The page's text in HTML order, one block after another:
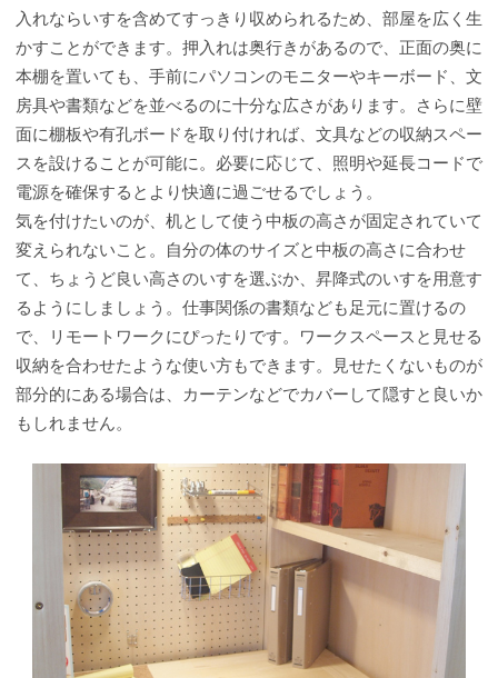
入れならいすを含めてすっきり収められるため、部屋を広く生
かすことができます。押入れは奥行きがあるので、正面の奥に
本棚を置いても、手前にパソコンのモニターやキーボード、文
房具や書類などを並べるのに十分な広さがあります。さらに壁
面に棚板や有孔ボードを取り付ければ、文具などの収納スペー
スを設けることが可能に。必要に応じて、照明や延長コードで
電源を確保するとより快適に過ごせるでしょう。
気を付けたいのが、机として使う中板の高さが固定されていて
変えられないこと。自分の体のサイズと中板の高さに合わせ
て、ちょうど良い高さのいすを選ぶか、昇降式のいすを用意す
るようにしましょう。仕事関係の書類なども足元に置けるの
で、リモートワークにぴったりです。ワークスペースと見せる
収納を合わせたような使い方もできます。見せたくないものが
部分的にある場合は、カーテンなどでカバーして隠すと良いか
もしれません。